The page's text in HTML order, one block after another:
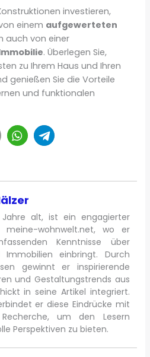
investieren,
einem aufgewerteten
auch von einer
. Überlegen Sie,
zu Ihrem Haus und Ihren
genießen Sie die Vorteile
und funktionalen
alt, ist ein engagierter
wohnwelt.net, wo er
Kenntnisse über
einbringt. Durch
gewinnt er inspirierende
und Gestaltungstrends aus
in seine Artikel integriert.
er diese Eindrücke mit
um den Lesern
Perspektiven zu bieten.